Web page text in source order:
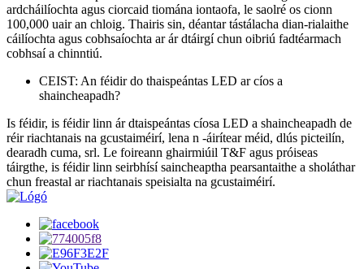
ardcháilíochta agus ciorcaid tiomána iontaofa, le saolré os cionn
100,000 uair an chloig. Thairis sin, déantar tástálacha dian-rialaithe
cáilíochta agus cobhsaíochta ar ár dtáirgí chun oibriú fadtéarmach
cobhsaí a chinntiú.
CEIST: An féidir do thaispeántas LED ar cíos a
shaincheapadh?
Is féidir, is féidir linn ár dtaispeántas cíosa LED a shaincheapadh de
réir riachtanais na gcustaiméirí, lena n -áirítear méid, dlús picteilín,
dearadh cuma, srl. Le foireann ghairmiúil T&F agus próiseas
táirgthe, is féidir linn seirbhísí saincheaptha pearsantaithe a sholáthar
chun freastal ar riachtanais speisialta na gcustaiméirí.